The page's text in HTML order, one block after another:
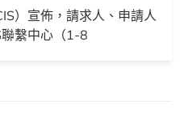
）宣佈，請求人、申請人
繫中心（1-8